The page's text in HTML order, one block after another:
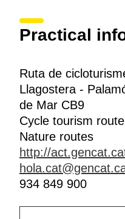
Practical
Ruta de
Llagostera -
de Mar CB9
Cycle tourism route
Nature routes
http://
934 849 900